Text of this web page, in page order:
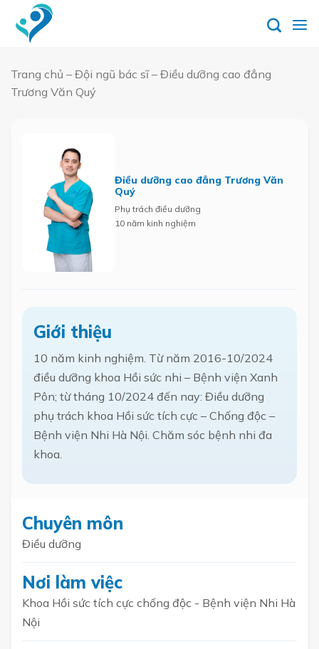
content
Trang chủ – Đội ngũ bác sĩ– Điều dưỡng cao đẳng
Trương Văn Quý
Điều dưỡng cao đẳng Trương Văn
Quý
Phụ trách điều dưỡng
10 năm kinh nghiệm
Giới thiệu
10 năm kinh nghiệm. Từ năm 2016-10/2024
điều dưỡng khoa Hồi sức nhi – Bệnh viện Xanh
Pôn; từ tháng 10/2024 đến nay: Điều dưỡng
phụ trách khoa Hồi sức tích cực – Chống độc –
Bệnh viện Nhi Hà Nội. Chăm sóc bệnh nhi đa
khoa.
Chuyên môn
Điều dưỡng
Nơi làm việc
Khoa Hồi sức tích cực chống độc - Bệnh viện Nhi Hà
Nội